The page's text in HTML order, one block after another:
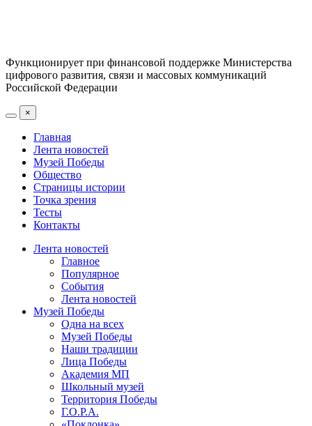
Функционирует при финансовой поддержке Министерства
цифрового развития, связи и массовых коммуникаций
Российской Федерации
×
Главная
Лента новостей
Музей Победы
Общество
Страницы истории
Точка зрения
Тесты
Контакты
Лента новостей
Главное
Популярное
События
Лента новостей
Музей Победы
Одна на всех
Музей Победы
Наши традиции
Лица Победы
Академия МП
Школьный музей
Территория Победы
Г.О.Р.А.